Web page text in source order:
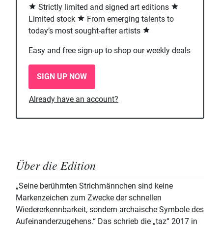
Strictly limited and signed art editions
Limited stock
From emerging talents to
today’s most sought-after artists
Easy and free sign-up to shop our weekly deals
SIGN UP NOW
Already have an account?
Über die Edition
„Seine berühmten Strichmännchen sind keine
Markenzeichen zum Zwecke der schnellen
Wiedererkennbarkeit, sondern archaische Symbole des
Aufeinanderzugehens.“ Das schrieb die „taz“ 2017 in